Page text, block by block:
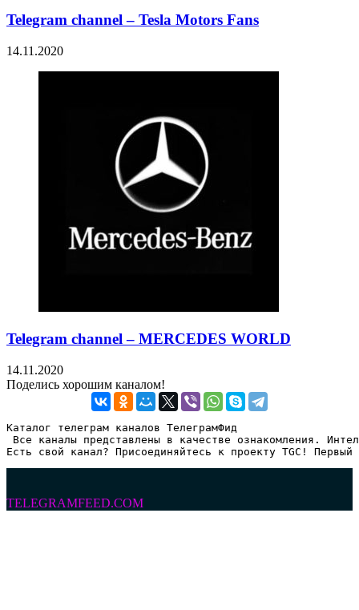
Telegram channel – Tesla Motors Fans
14.11.2020
Telegram channel – MERCEDES WORLD
14.11.2020
Поделись хорошим каналом!
Каталог телеграм каналов ТелеграмФид
Все каналы представлены в качестве ознакомления.
Есть свой канал? Присоединяйтесь к проекту TGC!
TELEGRAMFEED.COM